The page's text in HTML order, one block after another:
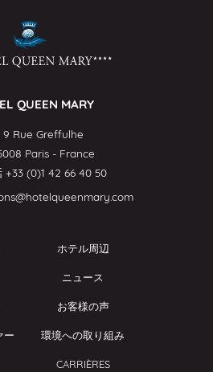
QUEEN MARY
9 Rue Greffulhe
Paris - France
+33 (0)1 42 66 40 50
ー
ホテル周辺
ニュース
お客様の声
環境への取り組み
CARRIÈRES